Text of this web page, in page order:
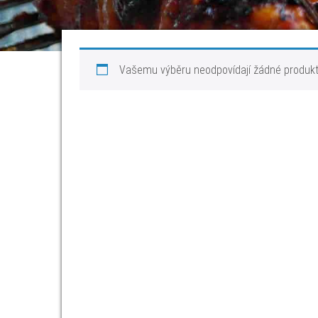
Vašemu výběru neodpovídají žádné